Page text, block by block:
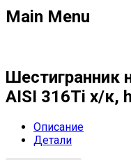
Main Menu
AISI 316Ti х/к,
Описание
Детали